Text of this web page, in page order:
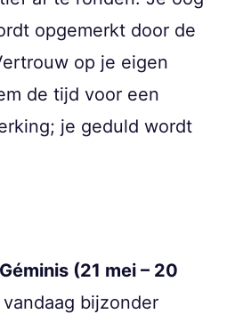
opgemerkt door de
op je eigen
de tijd voor een
je geduld wordt
(21 mei – 20
bijzonder